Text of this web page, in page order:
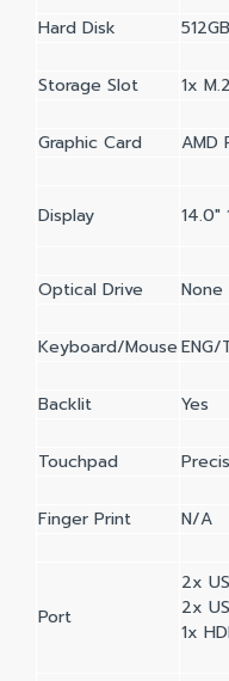
Hard Disk
Storage Slot 1x
Graphic Card AMD
Display 14.0"
Optical Drive None
Keyboard/Mouse
Backlit Yes
Touchpad
Finger Print N/A
Port
2x
2x
1x